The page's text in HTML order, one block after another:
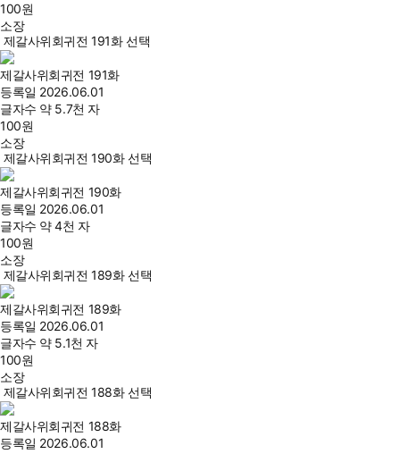
100원
소장
제갈사위회귀전 191화 선택
제갈사위회귀전 191화
등록일 2026.06.01
글자수 약 5.7천 자
100원
소장
제갈사위회귀전 190화 선택
제갈사위회귀전 190화
등록일 2026.06.01
글자수 약 4천 자
100원
소장
제갈사위회귀전 189화 선택
제갈사위회귀전 189화
등록일 2026.06.01
글자수 약 5.1천 자
100원
소장
제갈사위회귀전 188화 선택
제갈사위회귀전 188화
등록일 2026.06.01